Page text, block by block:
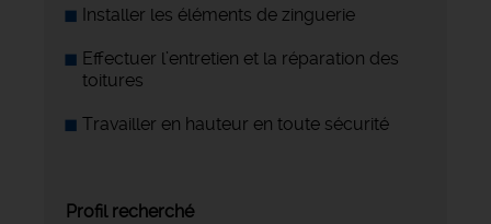
Installer les éléments de zinguerie
Effectuer l’entretien et la réparation des
toitures
Travailler en hauteur en toute sécurité
Profil recherché